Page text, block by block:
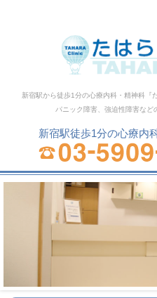
新宿駅から徒歩1分の心療内科・精神科『
パニック障害、強迫性障害など
新宿駅徒歩1分の心療内